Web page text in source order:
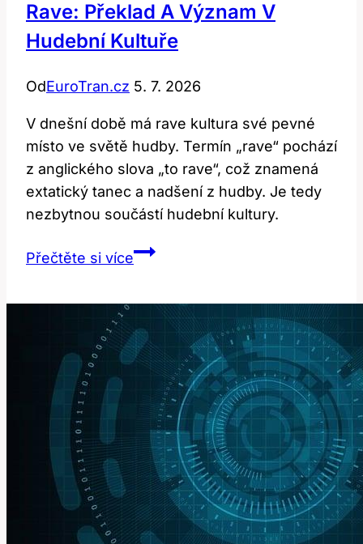
Rave: Překlad A Význam V
Hudební Kultuře
OdEuroTran.cz 5. 7. 2026
V dnešní době má rave kultura své pevné
místo ve světě hudby. Termín „rave“ pochází
z anglického slova „to rave“, což znamená
extatický tanec a nadšení z hudby. Je tedy
nezbytnou součástí hudební kultury.
Přečtěte si víceRave:
Význam
v
Hudební
Kultuře